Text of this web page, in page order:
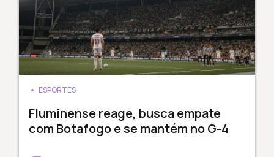
ESPORTES
Fluminense reage, busca empate
com Botafogo e se mantém no G-4